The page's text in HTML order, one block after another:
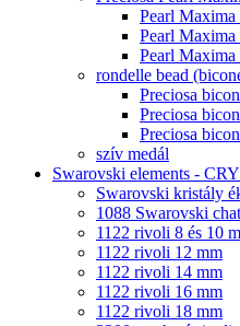
Pearl Maxima
Pearl Maxima
Pearl Maxima
rondelle bead
Preciosa
Preciosa
Preciosa
szív medál
Swarovski elements -
Swarovski kristály
1088 Swarovski
1122 rivoli 8 és 10
1122 rivoli 12 mm
1122 rivoli 14 mm
1122 rivoli 16 mm
1122 rivoli 18 mm